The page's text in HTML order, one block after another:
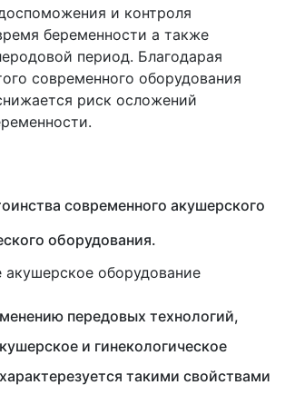
и контроля
беременности а также
период. Благодарая
современного оборудования
риск осложений
современного акушерского
оборудования.
передовых технологий,
и гинекологическое
такими свойствами